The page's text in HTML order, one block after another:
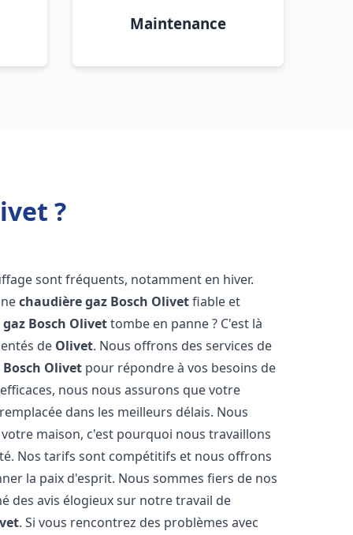
Maintenance
?
sont fréquents, notamment en hiver.
chaudière gaz Bosch Olivetfiable et
Bosch Olivettombe en panne ? C'est là
de Olivet. Nous offrons des services de
Olivet pour répondre à vos besoins de
nous nous assurons que votre
dans les meilleurs délais. Nous
maison, c'est pourquoi nous travaillons
Nos tarifs sont compétitifs et nous offrons
la paix d'esprit. Nous sommes fiers de nos
des avis élogieux sur notre travail de
. Si vous rencontrez des problèmes avec